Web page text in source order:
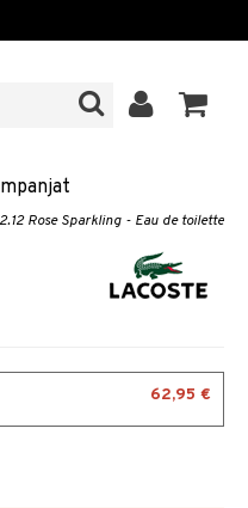
Rose Sparkling - Eau de toilette
62,95 €